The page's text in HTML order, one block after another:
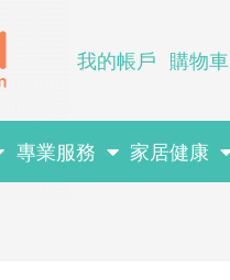
我的帳戶 購物車
專業服務 家居健康